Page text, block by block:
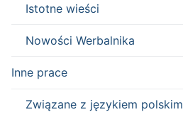
Istotne wieści
Nowości Werbalnika
Inne prace
Związane z językiem polskim